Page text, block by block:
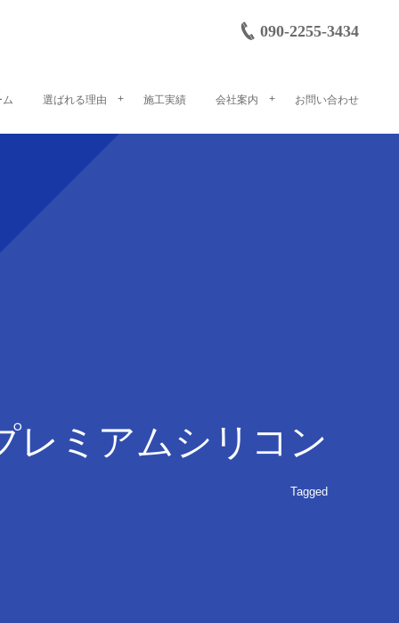
090-2255-3434
ム 選ばれる理由 施工実績 会社案内 お問い合わせ
レミアムシリコン
Tagged